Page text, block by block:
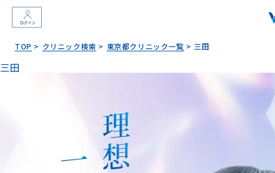
TOP クリニック検索 東京都クリニック一覧 三田
三田